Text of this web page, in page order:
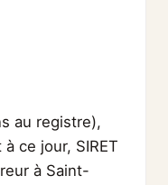
au registre),
ce jour, SIRET
à Saint-